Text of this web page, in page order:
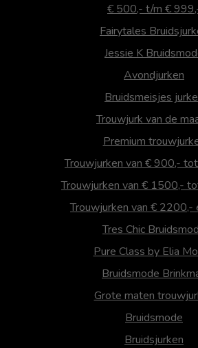
€ 500,- t/m €
Fairytales
Jessie K
Avondjurken
Bruidsmeisjes
Trouwjurk van de
Premium
Trouwjurken van € 900,-
Trouwjurken van € 1500,-
Trouwjurken van € 2200,-
Tres Chic
Pure Class by Elia
Bruidsmode
Grote maten
Bruidsmode
Bruidsjurken